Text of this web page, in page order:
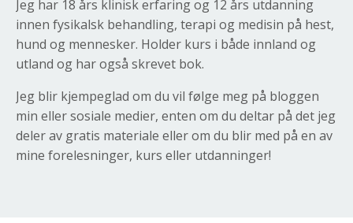
Jeg har 18 års klinisk erfaring og 12 års utdanning
innen fysikalsk behandling, terapi og medisin på hest,
hund og mennesker. Holder kurs i både innland og
utland og har også skrevet bok.
Jeg blir kjempeglad om du vil følge meg på bloggen
min eller sosiale medier, enten om du deltar på det jeg
deler av gratis materiale eller om du blir med på en av
mine forelesninger, kurs eller utdanninger!